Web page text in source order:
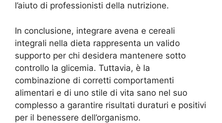
l’aiuto di professionisti della nutrizione.
In conclusione, integrare avena e cereali
integrali nella dieta rappresenta un valido
supporto per chi desidera mantenere sotto
controllo la glicemia. Tuttavia, è la
combinazione di corretti comportamenti
alimentari e di uno stile di vita sano nel suo
complesso a garantire risultati duraturi e positivi
per il benessere dell’organismo.